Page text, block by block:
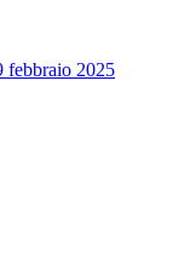
febbraio 2025